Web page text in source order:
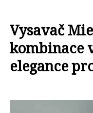
Vysavač
kombinace
elegance